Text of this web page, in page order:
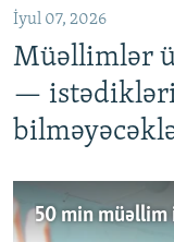
İyul 07, 2026
Müəllimlər
—